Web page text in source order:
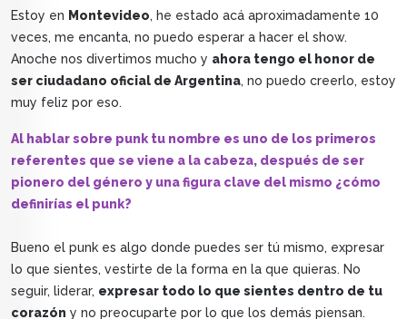
Estoy en Montevideo, he estado acá aproximadamente 10
veces, me encanta, no puedo esperar a hacer el show.
Anoche nos divertimos mucho y ahora tengo el honor de
ser ciudadano oficial de Argentina, no puedo creerlo, estoy
muy feliz por eso.
Al hablar sobre punk tu nombre es uno de los primeros
referentes que se viene a la cabeza, después de ser
pionero del género y una figura clave del mismo ¿cómo
definirías el punk?
Bueno el punk es algo donde puedes ser tú mismo, expresar
lo que sientes, vestirte de la forma en la que quieras. No
seguir, liderar, expresar todo lo que sientes dentro de tu
corazón y no preocuparte por lo que los demás piensan.